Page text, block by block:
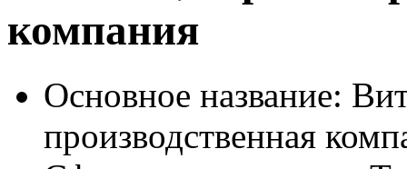
компания
Основное название:
производственная